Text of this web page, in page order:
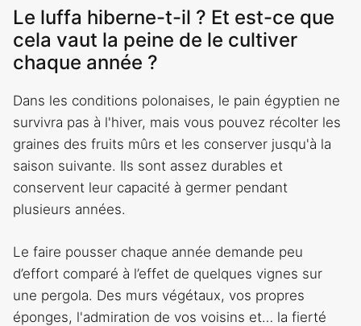
Le luffa hiberne-t-il ? Et est-ce que
cela vaut la peine de le cultiver
chaque année ?
Dans les conditions polonaises, le pain égyptien ne
survivra pas à l'hiver, mais vous pouvez récolter les
graines des fruits mûrs et les conserver jusqu'à la
saison suivante. Ils sont assez durables et
conservent leur capacité à germer pendant
plusieurs années.
Le faire pousser chaque année demande peu
d’effort comparé à l’effet de quelques vignes sur
une pergola. Des murs végétaux, vos propres
éponges, l'admiration de vos voisins et… la fierté